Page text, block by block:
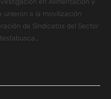
unieron a la movilización
de Sindicatos del Sector